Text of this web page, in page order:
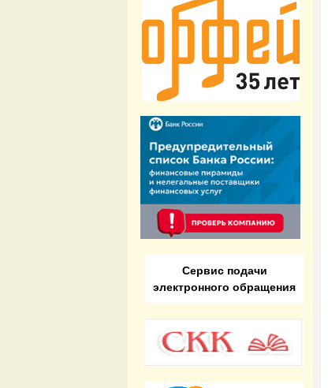
Сервис подачи
электронного обращения